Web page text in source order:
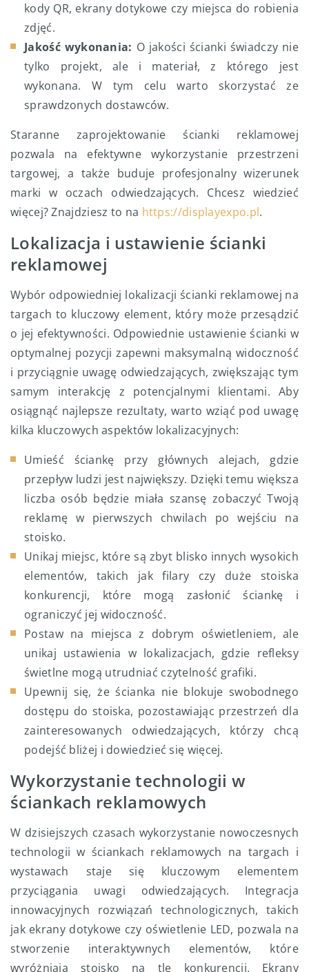
kody QR, ekrany dotykowe czy miejsca do robienia
zdjęć.
Jakość wykonania: O jakości ścianki świadczy nie
tylko projekt, ale i materiał, z którego jest
wykonana. W tym celu warto skorzystać ze
sprawdzonych dostawców.
Staranne zaprojektowanie ścianki reklamowej
pozwala na efektywne wykorzystanie przestrzeni
targowej, a także buduje profesjonalny wizerunek
marki w oczach odwiedzających. Chcesz wiedzieć
więcej? Znajdziesz to na https://displayexpo.pl.
Lokalizacja i ustawienie ścianki
reklamowej
Wybór odpowiedniej lokalizacji ścianki reklamowej na
targach to kluczowy element, który może przesądzić
o jej efektywności. Odpowiednie ustawienie ścianki w
optymalnej pozycji zapewni maksymalną widoczność
i przyciągnie uwagę odwiedzających, zwiększając tym
samym interakcję z potencjalnymi klientami. Aby
osiągnąć najlepsze rezultaty, warto wziąć pod uwagę
kilka kluczowych aspektów lokalizacyjnych:
Umieść ściankę przy głównych alejach, gdzie
przepływ ludzi jest największy. Dzięki temu większa
liczba osób będzie miała szansę zobaczyć Twoją
reklamę w pierwszych chwilach po wejściu na
stoisko.
Unikaj miejsc, które są zbyt blisko innych wysokich
elementów, takich jak filary czy duże stoiska
konkurencji, które mogą zasłonić ściankę i
ograniczyć jej widoczność.
Postaw na miejsca z dobrym oświetleniem, ale
unikaj ustawienia w lokalizacjach, gdzie refleksy
świetlne mogą utrudniać czytelność grafiki.
Upewnij się, że ścianka nie blokuje swobodnego
dostępu do stoiska, pozostawiając przestrzeń dla
zainteresowanych odwiedzających, którzy chcą
podejść bliżej i dowiedzieć się więcej.
Wykorzystanie technologii w
ściankach reklamowych
W dzisiejszych czasach wykorzystanie nowoczesnych
technologii w ściankach reklamowych na targach i
wystawach staje się kluczowym elementem
przyciągania uwagi odwiedzających. Integracja
innowacyjnych rozwiązań technologicznych, takich
jak ekrany dotykowe czy oświetlenie LED, pozwala na
stworzenie interaktywnych elementów, które
wyróżniają stoisko na tle konkurencji. Ekrany